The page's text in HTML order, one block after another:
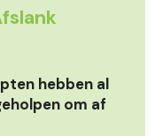
hebben al
om af